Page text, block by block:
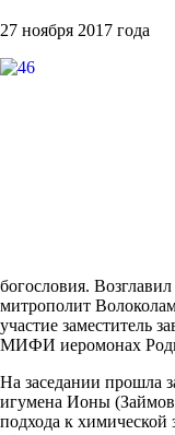
27 ноября 2017 года
богословия. Возглавил
митрополит
участие заместитель
МИФИ иеромонах
На заседании прошла
игумена Ионы
подхода к химической